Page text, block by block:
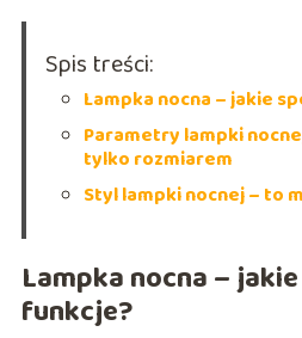
Spis treści:
Lampka nocna – jakie
Parametry lampki
tylko rozmiarem
Styl lampki nocnej – to
Lampka nocna –
funkcje?